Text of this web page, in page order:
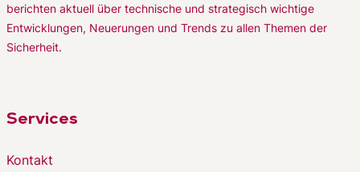
berichten aktuell über technische und strategisch wichtige
Entwicklungen, Neuerungen und Trends zu allen Themen der
Sicherheit.
Services
Kontakt